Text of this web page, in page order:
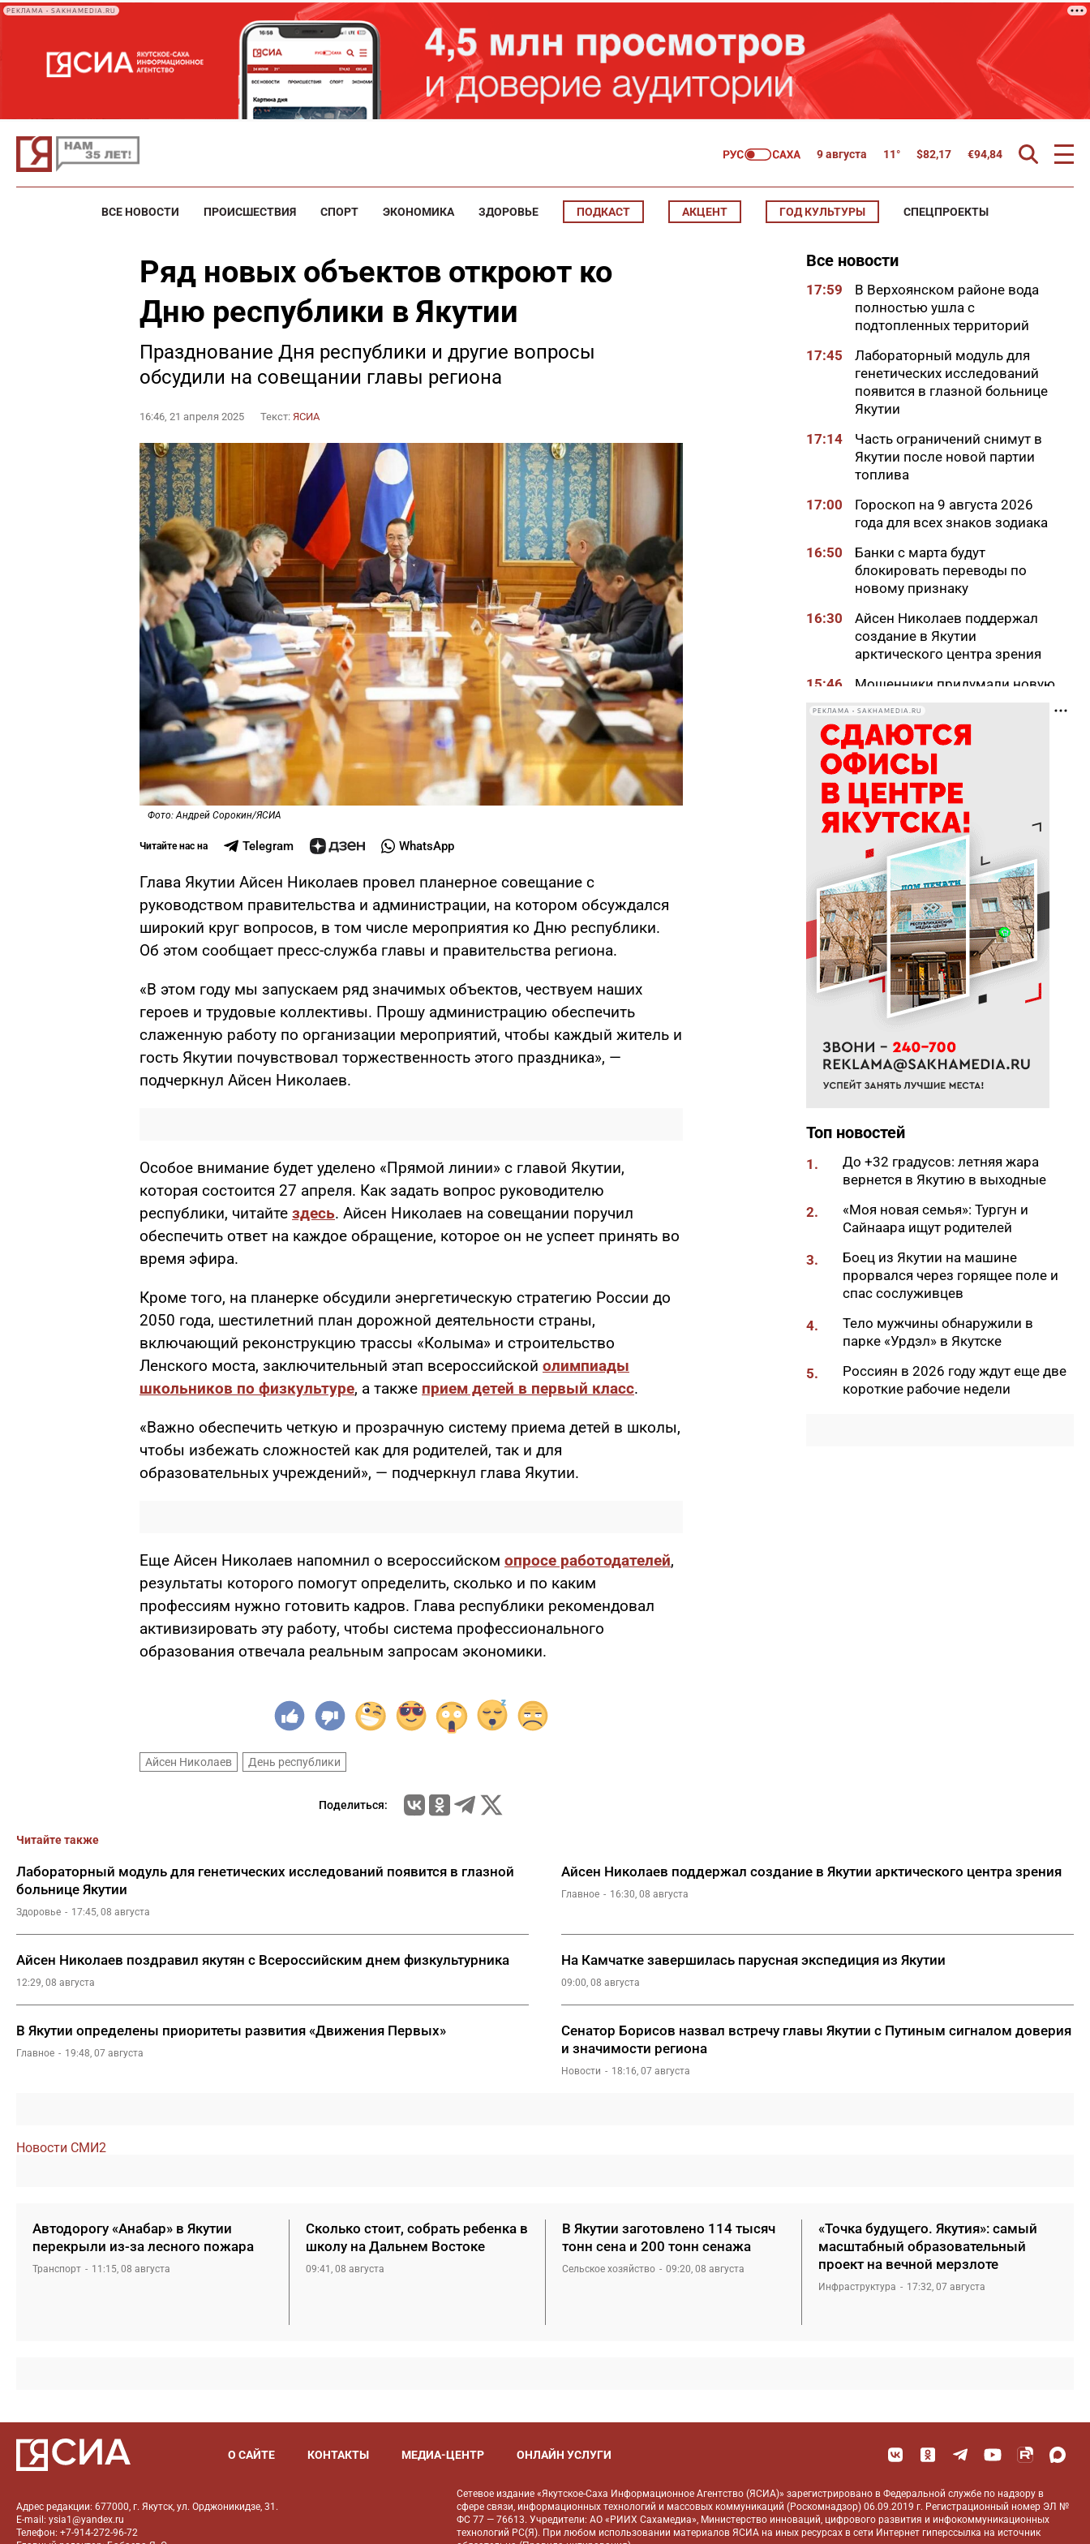
РЕКЛАМА • SAKHAMEDIA.RU
9 августа 11° $82,17 €94,84
ВСЕ НОВОСТИ ПРОИСШЕСТВИЯ СПОРТ ЭКОНОМИКА ЗДОРОВЬЕ ПОДКАСТ АКЦЕНТ ГОД КУЛЬТУРЫ СПЕЦПРОЕКТЫ
Ряд новых объектов откроют ко
Дню республики в Якутии
Празднование Дня республики и другие вопросы
обсудили на совещании главы региона
16:46, 21 апреля 2025 Текст: ЯСИА
Фото: Андрей Сорокин/ЯСИА
Читайте нас на Telegram WhatsApp
Глава Якутии Айсен Николаев провел планерное совещание с
руководством правительства и администрации, на котором обсуждался
широкий круг вопросов, в том числе мероприятия ко Дню республики.
Об этом сообщает пресс-служба главы и правительства региона.
«В этом году мы запускаем ряд значимых объектов, чествуем наших
героев и трудовые коллективы. Прошу администрацию обеспечить
слаженную работу по организации мероприятий, чтобы каждый житель и
гость Якутии почувствовал торжественность этого праздника», —
подчеркнул Айсен Николаев.
Особое внимание будет уделено «Прямой линии» с главой Якутии,
которая состоится 27 апреля. Как задать вопрос руководителю
республики, читайте здесь. Айсен Николаев на совещании поручил
обеспечить ответ на каждое обращение, которое он не успеет принять во
время эфира.
Кроме того, на планерке обсудили энергетическую стратегию России до
2050 года, шестилетний план дорожной деятельности страны,
включающий реконструкцию трассы «Колыма» и строительство
Ленского моста, заключительный этап всероссийской олимпиады
школьников по физкультуре, а также прием детей в первый класс.
«Важно обеспечить четкую и прозрачную систему приема детей в школы,
чтобы избежать сложностей как для родителей, так и для
образовательных учреждений», — подчеркнул глава Якутии.
Еще Айсен Николаев напомнил о всероссийском опросе работодателей,
результаты которого помогут определить, сколько и по каким
профессиям нужно готовить кадров. Глава республики рекомендовал
активизировать эту работу, чтобы система профессионального
образования отвечала реальным запросам экономики.
Айсен Николаев День республики
Поделиться:
Все новости
17:59
В Верхоянском районе вода
полностью ушла с
подтопленных территорий
17:45
Лабораторный модуль для
генетических исследований
появится в глазной больнице
Якутии
17:14
Часть ограничений снимут в
Якутии после новой партии
топлива
17:00
Гороскоп на 9 августа 2026
года для всех знаков зодиака
16:50
Банки с марта будут
блокировать переводы по
новому признаку
16:30
Айсен Николаев поддержал
создание в Якутии
арктического центра зрения
15:46
Мошенники придумали новую
«экстрасенсами»
15:39
Приметы на 9 августа 2026
года: как провести день
Пантелеймона
15:29
К Земле приближается
потенциально опасный
астероид
14:41
В трех районах Якутии
прогнозируют сильные дожди
13:32
В Якутии за сутки потушили
десять лесных пожаров
12:52
Гороскоп на неделю с 10 по 16
августа 2026 года
якутян с Всероссийским днем
физкультурника
11:50
Образование сквозь года: как
полпути
11:35
Российские школьники будут
учиться по новой программе
11:15
Автодорогу «Анабар» в Якутии
перекрыли из-за лесного
пожара
10:56
Новая платформа ЕР поможет
ветеранам СВО найти работу
10:22
В Усть-Майском районе
ликвидировали лесной пожар
на 13 гектарах
10:01
Якутяне рассказали, что
считают главным подарком в
РЕКЛАМА • SAKHAMEDIA.RU
Топ новостей
1.
До +32 градусов: летняя жара
вернется в Якутию в выходные
2.
«Моя новая семья»: Тургун и
Сайнаара ищут родителей
3.
Боец из Якутии на машине
прорвался через горящее поле и
спас сослуживцев
4.
Тело мужчины обнаружили в
парке «Урдэл» в Якутске
5.
Россиян в 2026 году ждут еще две
короткие рабочие недели
Читайте также
Лабораторный модуль для генетических исследований появится в глазной
больнице Якутии
Здоровье 17:45, 08 августа
Айсен Николаев поддержал создание в Якутии арктического центра зрения
Главное 16:30, 08 августа
Айсен Николаев поздравил якутян с Всероссийским днем физкультурника
12:29, 08 августа
На Камчатке завершилась парусная экспедиция из Якутии
09:00, 08 августа
В Якутии определены приоритеты развития «Движения Первых»
Главное 19:48, 07 августа
Сенатор Борисов назвал встречу главы Якутии с Путиным сигналом доверия
и значимости региона
Новости 18:16, 07 августа
Новости СМИ2
Автодорогу «Анабар» в Якутии
перекрыли из-за лесного пожара
Транспорт 11:15, 08 августа
Сколько стоит, собрать ребенка в
школу на Дальнем Востоке
09:41, 08 августа
В Якутии заготовлено 114 тысяч
тонн сена и 200 тонн сенажа
Сельское хозяйство 09:20, 08 августа
«Точка будущего. Якутия»: самый
масштабный образовательный
проект на вечной мерзлоте
Инфраструктура 17:32, 07 августа
О САЙТЕ КОНТАКТЫ МЕДИА-ЦЕНТР ОНЛАЙН УСЛУГИ
Адрес редакции: 677000, г. Якутск, ул. Орджоникидзе, 31.
E-mail: ysia1@yandex.ru
Телефон: +7-914-272-96-72
Сетевое издание «Якутское-Саха Информационное Агентство (ЯСИА)» зарегистрировано в Федеральной службе по надзору в
сфере связи, информационных технологий и массовых коммуникаций (Роскомнадзор) 06.09.2019 г. Регистрационный номер ЭЛ №
ФС 77 — 76613. Учредители: АО «РИИХ Сахамедиа», Министерство инноваций, цифрового развития и инфокоммуникационных
технологий РС(Я). При любом использовании материалов ЯСИА на иных ресурсах в сети Интернет гиперссылка на источник